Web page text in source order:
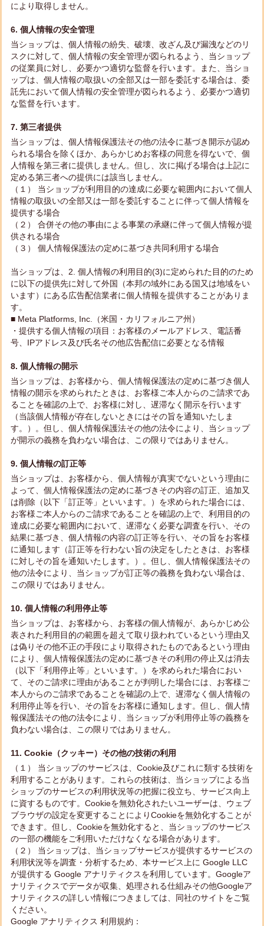
により取得しません。
6. 個人情報の安全管理
当ショップは、個人情報の紛失、破壊、改ざん及び漏洩などのリ
スクに対して、個人情報の安全管理が図られるよう、当ショップ
の従業員に対し、必要かつ適切な監督を行います。また、当ショ
ップは、個人情報の取扱いの全部又は一部を委託する場合は、委
託先において個人情報の安全管理が図られるよう、必要かつ適切
な監督を行います。
7. 第三者提供
当ショップは、個人情報保護法その他の法令に基づき開示が認め
られる場合を除くほか、あらかじめお客様の同意を得ないで、個
人情報を第三者に提供しません。但し、次に掲げる場合は上記に
定める第三者への提供には該当しません。
（１） 当ショップが利用目的の達成に必要な範囲内において個人
情報の取扱いの全部又は一部を委託することに伴って個人情報を
提供する場合
（２） 合併その他の事由による事業の承継に伴って個人情報が提
供される場合
（３） 個人情報保護法の定めに基づき共同利用する場合
当ショップは、2. 個人情報の利用目的(3)に定められた目的のため
に以下の提供先に対して外国（本邦の域外にある国又は地域をい
います）にある広告配信業者に個人情報を提供することがありま
す。
■ Meta Platforms, Inc.（米国・カリフォルニア州）
・提供する個人情報の項目：お客様のメールアドレス、電話番
号、IPアドレス及び氏名その他広告配信に必要となる情報
8. 個人情報の開示
当ショップは、お客様から、個人情報保護法の定めに基づき個人
情報の開示を求められたときは、お客様ご本人からのご請求であ
ることを確認の上で、お客様に対し、遅滞なく開示を行います
（当該個人情報が存在しないときにはその旨を通知いたしま
す。）。但し、個人情報保護法その他の法令により、当ショップ
が開示の義務を負わない場合は、この限りではありません。
9. 個人情報の訂正等
当ショップは、お客様から、個人情報が真実でないという理由に
よって、個人情報保護法の定めに基づきその内容の訂正、追加又
は削除（以下「訂正等」といいます。）を求められた場合には、
お客様ご本人からのご請求であることを確認の上で、利用目的の
達成に必要な範囲内において、遅滞なく必要な調査を行い、その
結果に基づき、個人情報の内容の訂正等を行い、その旨をお客様
に通知します（訂正等を行わない旨の決定をしたときは、お客様
に対しその旨を通知いたします。）。但し、個人情報保護法その
他の法令により、当ショップが訂正等の義務を負わない場合は、
この限りではありません。
10. 個人情報の利用停止等
当ショップは、お客様から、お客様の個人情報が、あらかじめ公
表された利用目的の範囲を超えて取り扱われているという理由又
は偽りその他不正の手段により取得されたものであるという理由
により、個人情報保護法の定めに基づきその利用の停止又は消去
（以下「利用停止等」といいます。）を求められた場合におい
て、そのご請求に理由があることが判明した場合には、お客様ご
本人からのご請求であることを確認の上で、遅滞なく個人情報の
利用停止等を行い、その旨をお客様に通知します。但し、個人情
報保護法その他の法令により、当ショップが利用停止等の義務を
負わない場合は、この限りではありません。
11. Cookie（クッキー）その他の技術の利用
（１） 当ショップのサービスは、Cookie及びこれに類する技術を
利用することがあります。これらの技術は、当ショップによる当
ショップのサービスの利用状況等の把握に役立ち、サービス向上
に資するものです。Cookieを無効化されたいユーザーは、ウェブ
ブラウザの設定を変更することによりCookieを無効化することが
できます。但し、Cookieを無効化すると、当ショップのサービス
の一部の機能をご利用いただけなくなる場合があります。
（２） 当ショップは、当ショップサービスが提供するサービスの
利用状況等を調査・分析するため、本サービス上に Google LLC
が提供する Google アナリティクスを利用しています。Googleア
ナリティクスでデータが収集、処理される仕組みその他Googleア
ナリティクスの詳しい情報につきましては、同社のサイトをご覧
ください。
Google アナリティクス 利用規約：